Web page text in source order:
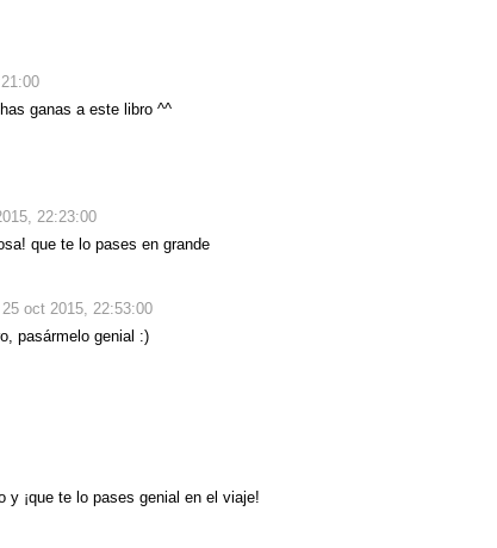
ganas a este libro ^^
22:23:00
que te lo pases en grande
25 oct 2015, 22:53:00
pasármelo genial :)
y ¡que te lo pases genial en el viaje!